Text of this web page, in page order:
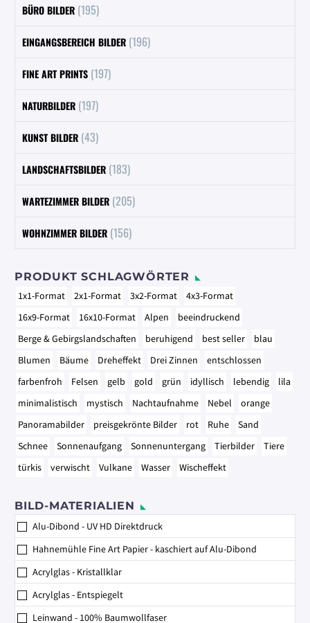
BÜRO BILDER (195)
EINGANGSBEREICH BILDER (196)
FINE ART PRINTS (197)
NATURBILDER (197)
KUNST BILDER (43)
LANDSCHAFTSBILDER (183)
WARTEZIMMER BILDER (205)
WOHNZIMMER BILDER (156)
PRODUKT SCHLAGWÖRTER
1x1-Format 2x1-Format 3x2-Format
4x3-Format
16x9-Format
16x10-Format Alpen
beeindruckend
Berge & Gebirgslandschaften
beruhigend best seller
blau
Blumen
Bäume Dreheffekt Drei Zinnen
entschlossen
farbenfroh
Felsen gelb gold grün idyllisch lebendig
lila
minimalistisch
mystisch Nachtaufnahme Nebel
orange
Panoramabilder
preisgekrönte Bilder rot Ruhe
Sand
Schnee
Sonnenaufgang Sonnenuntergang Tierbilder
Tiere
türkis
verwischt Vulkane Wasser Wischeffekt
BILD-MATERIALIEN
Alu-Dibond - UV HD Direktdruck
Hahnemühle Fine Art Papier - kaschiert auf Alu-Dibond
Acrylglas - Kristallklar
Acrylglas - Entspiegelt
Leinwand - 100% Baumwollfaser